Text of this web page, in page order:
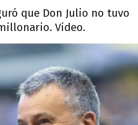
que Don Julio no tuvo
Video.